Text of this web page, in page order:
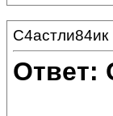
С4астли84ик
Ответ: